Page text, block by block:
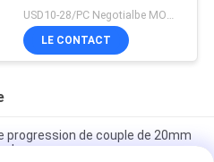
LE CONTACT
progression de couple de 20mm
de pas